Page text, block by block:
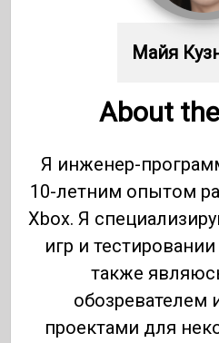
Майя
About
Я инженер-
10-летним опытом
Xbox. Я
игр и
также
обозревателем
проектами для